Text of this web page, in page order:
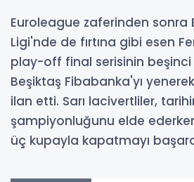
Euroleague zaferinden sonra
Ligi'nde de fırtına gibi esen
play-off final serisinin beşinci
Beşiktaş Fibabanka'yı
ilan etti. Sarı lacivertliler,
şampiyonluğunu elde
üç kupayla kapatmayı